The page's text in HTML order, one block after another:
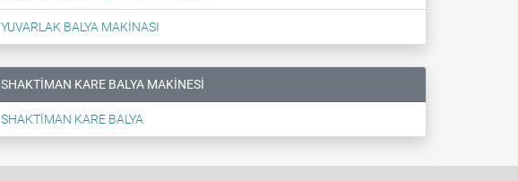
YUVARLAK BALYA MAKİNASI
SHAKTİMAN KARE BALYA MAKİNESİ
SHAKTİMAN KARE BALYA